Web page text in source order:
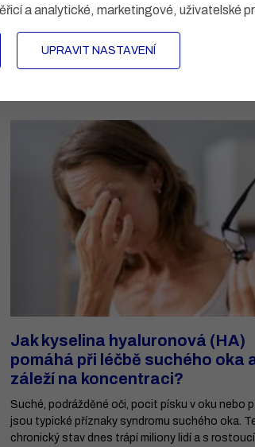
a analytické, marketingové, uživatelské
UPRAVIT NASTAVENÍ
Trápí vás voda v uchu po koupání nebo sprše?
co pomáhá, co raději nedělat a kdy může jít o
ucho (zánět zevního zvukovodu).
Jak kyselina hyaluronová (HA)
pomáhá při léčbě suchého oka
záleží na koncentraci?
Suché, podrážděné oči, pocit písku v oku nebo
jsou typické příznaky syndromu suchého oka.
chronický stav dnes trápí miliony lidí a s